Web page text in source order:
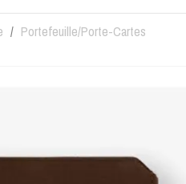
Portefeuille/Porte-Cartes